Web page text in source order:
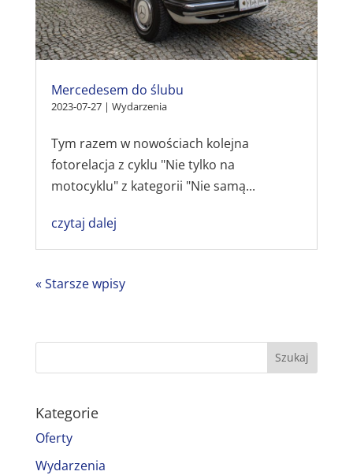
Mercedesem do ślubu
2023-07-27| Wydarzenia
Tym razem w nowościach kolejna
fotorelacja z cyklu "Nie tylko na
motocyklu" z kategorii "Nie samą...
czytaj dalej
« Starsze wpisy
Kategorie
Oferty
Wydarzenia